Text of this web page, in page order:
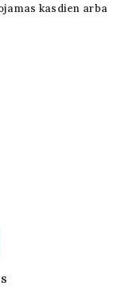
kasdien arba